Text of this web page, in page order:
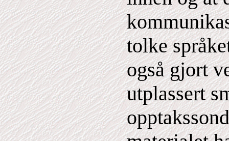
tolke
også gjort
utplassert